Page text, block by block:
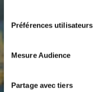
Préférences utilisateurs
Mesure Audience
Partage avec tiers